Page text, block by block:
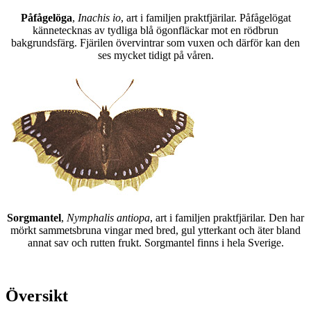
Påfågelöga, Inachis io, art i familjen praktfjärilar. Påfågelögat
kännetecknas av tydliga blå ögonfläckar mot en rödbrun
bakgrundsfärg. Fjärilen övervintrar som vuxen och därför kan den
ses mycket tidigt på våren.
Sorgmantel, Nymphalis antiopa, art i familjen praktfjärilar. Den har
mörkt sammetsbruna vingar med bred, gul ytterkant och äter bland
annat sav och rutten frukt. Sorgmantel finns i hela Sverige.
Översikt